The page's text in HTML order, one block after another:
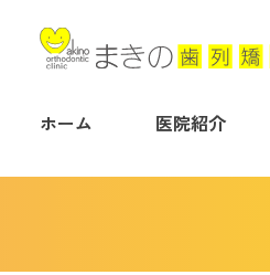
ホーム 医院紹介